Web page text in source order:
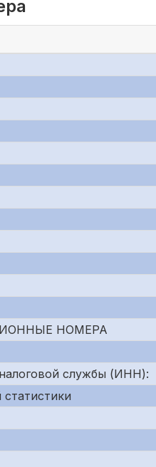
НОМЕРА
службы (ИНН):